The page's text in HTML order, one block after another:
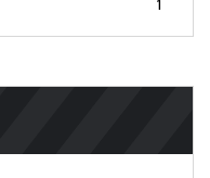
1